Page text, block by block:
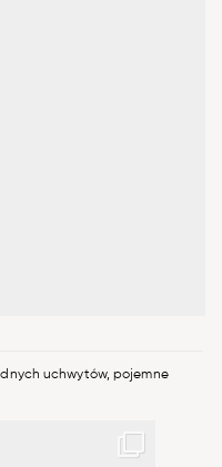
uchwytów, pojemne